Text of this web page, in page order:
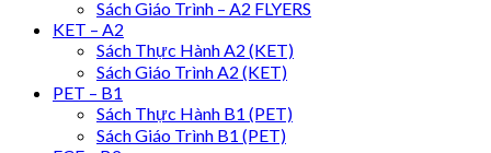
Sách Giáo Trình – A2 FLYERS
KET – A2
Sách Thực Hành A2 (KET)
Sách Giáo Trình A2 (KET)
PET – B1
Sách Thực Hành B1 (PET)
Sách Giáo Trình B1 (PET)